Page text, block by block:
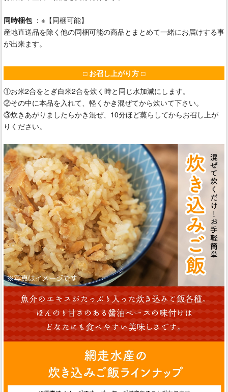
同時梱包 ：※【同梱可能】
産地直送品を除く他の同梱可能の商品とまとめて一緒にお届けする事
が出来ます。
□ お召し上がり方 □
①お米2合をとぎ白米2合を炊く時と同じ水加減にします。
②その中に本品を入れて、軽くかき混ぜてから炊いて下さい。
③炊きあがりましたらかき混ぜ、10分ほど蒸らしてからお召し上が
りください。